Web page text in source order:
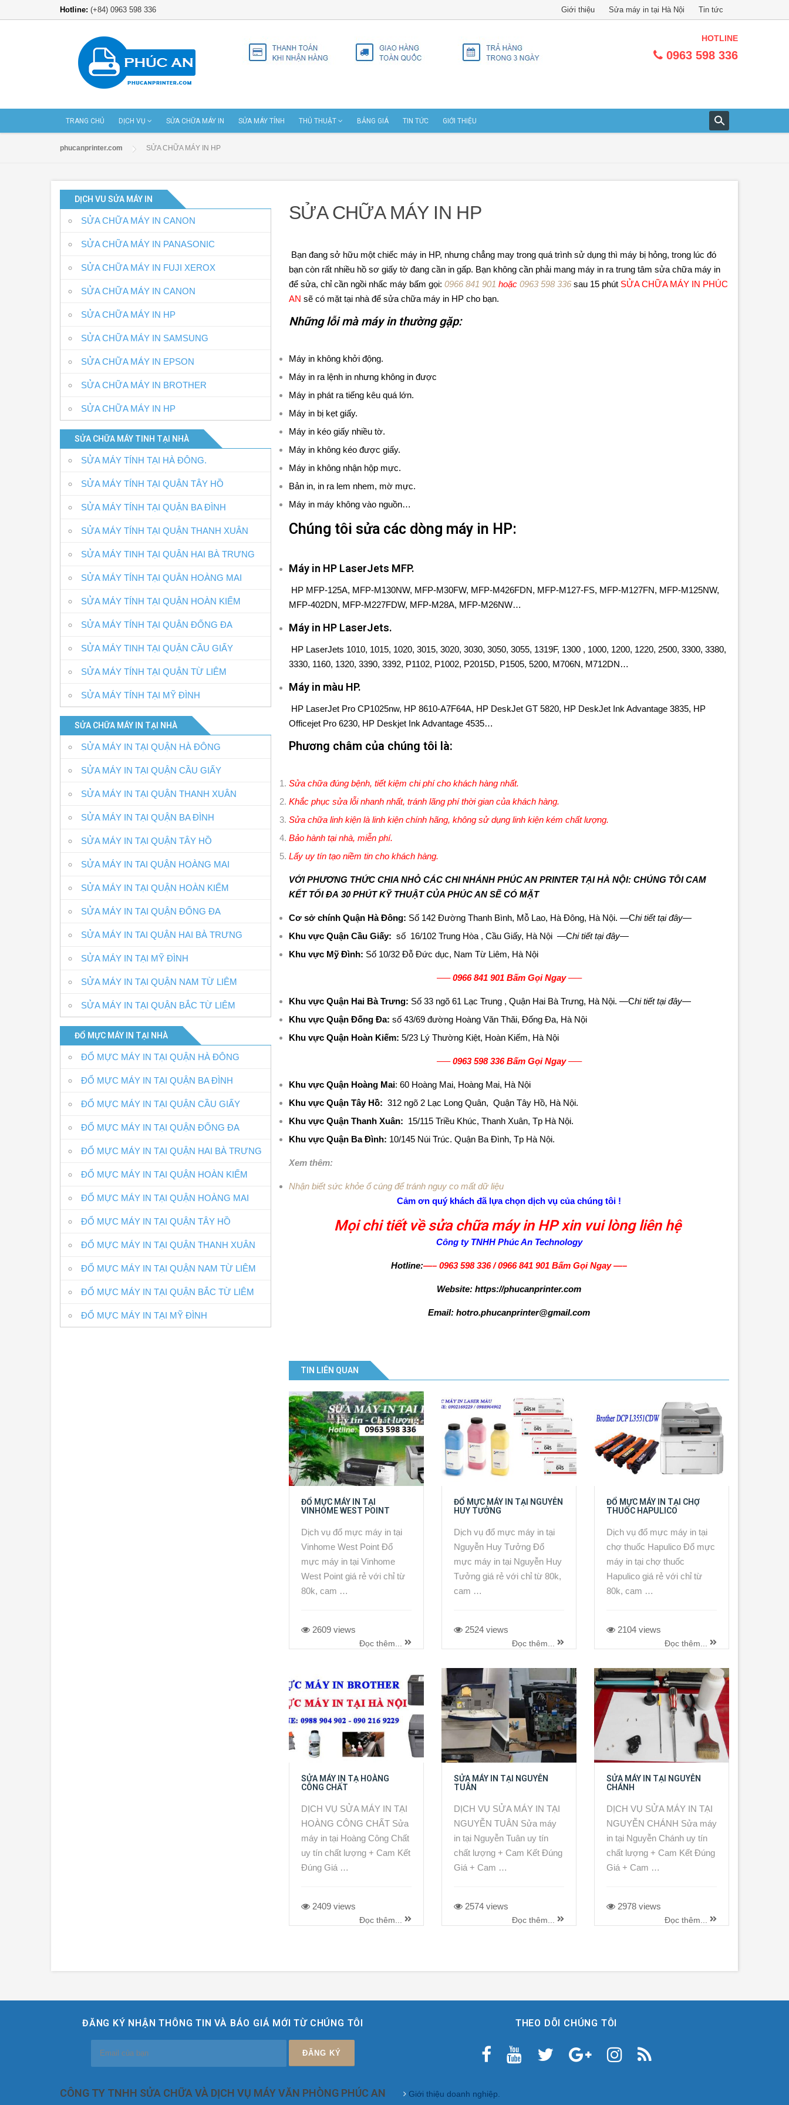
Hotline: (+84) 0963 598 336 Giới thiệu Sửa máy in tại Hà Nội Tin tức
HOTLINE
0963 598 336
TRANG CHỦ DỊCH VỤ SỬA CHỮA MÁY IN SỬA MÁY TÍNH THỦ THUẬT BẢNG GIÁ TIN TỨC GIỚI THIỆU
phucanprinter.com SỬA CHỮA MÁY IN HP
SỬA CHỮA MÁY IN HP
Bạn đang sở hữu một chiếc máy in HP, nhưng chẳng may trong quá trình sử dụng thì máy bị hỏng, trong lúc đó
bạn còn rất nhiều hồ sơ giấy tờ đang cần in gấp. Bạn không cần phải mang máy in ra trung tâm sửa chữa máy in
để sửa, chỉ cần ngồi nhấc máy bấm gọi: 0966 841 901 hoặc 0963 598 336 sau 15 phút SỬA CHỮA MÁY IN PHÚC
AN sẽ có mặt tại nhà để sửa chữa máy in HP cho bạn.
Những lỗi mà máy in thường gặp:
Máy in không khởi động.
Máy in ra lệnh in nhưng không in được
Máy in phát ra tiếng kêu quá lớn.
Máy in bị kẹt giấy.
Máy in kéo giấy nhiều tờ.
Máy in không kéo được giấy.
Máy in không nhận hộp mực.
Bản in, in ra lem nhem, mờ mực.
Máy in máy không vào nguồn…
Chúng tôi sửa các dòng máy in HP:
Máy in HP LaserJets MFP.
HP MFP-125A, MFP-M130NW, MFP-M30FW, MFP-M426FDN, MFP-M127-FS, MFP-M127FN, MFP-M125NW,
MFP-402DN, MFP-M227FDW, MFP-M28A, MFP-M26NW…
Máy in HP LaserJets.
HP LaserJets 1010, 1015, 1020, 3015, 3020, 3030, 3050, 3055, 1319F, 1300 , 1000, 1200, 1220, 2500, 3300, 3380,
3330, 1160, 1320, 3390, 3392, P1102, P1002, P2015D, P1505, 5200, M706N, M712DN…
Máy in màu HP.
HP LaserJet Pro CP1025nw, HP 8610-A7F64A, HP DeskJet GT 5820, HP DeskJet Ink Advantage 3835, HP
Officejet Pro 6230, HP Deskjet Ink Advantage 4535…
Phương châm của chúng tôi là:
Sửa chữa đúng bệnh, tiết kiệm chi phí cho khách hàng nhất.
Khắc phục sửa lỗi nhanh nhất, tránh lãng phí thời gian của khách hàng.
Sửa chữa linh kiện là linh kiện chính hãng, không sử dụng linh kiện kém chất lượng.
Bảo hành tại nhà, miễn phí.
Lấy uy tín tạo niềm tin cho khách hàng.
VỚI PHƯƠNG THỨC CHIA NHỎ CÁC CHI NHÁNH PHÚC AN PRINTER TẠI HÀ NỘI: CHÚNG TÔI CAM
KẾT TỐI ĐA 30 PHÚT KỸ THUẬT CỦA PHÚC AN SẼ CÓ MẶT
Cơ sở chính Quận Hà Đông: Số 142 Đường Thanh Bình, Mỗ Lao, Hà Đông, Hà Nội. —Chi tiết tại đây—
Khu vực Quận Cầu Giấy: số 16/102 Trung Hòa , Cầu Giấy, Hà Nội —Chi tiết tại đây—
Khu vực Mỹ Đình: Số 10/32 Đỗ Đức dục, Nam Từ Liêm, Hà Nội
—–0966 841 901 Bấm Gọi Ngay —–
Khu vực Quận Hai Bà Trưng: Số 33 ngõ 61 Lạc Trung , Quận Hai Bà Trưng, Hà Nội. —Chi tiết tạiđây—
Khu vực Quận Đống Đa: số 43/69 đường Hoàng Văn Thăi, Đống Đa, Hà Nội
Khu vực Quận Hoàn Kiếm: 5/23 Lý Thường Kiệt, Hoàn Kiếm, Hà Nội
—–0963 598 336 Bấm Gọi Ngay —–
Khu vực Quận Hoàng Mai: 60 Hoàng Mai, Hoàng Mai, Hà Nội
Khu vực Quận Tây Hồ: 312 ngõ 2 Lạc Long Quân, Quận Tây Hồ, Hà Nội.
Khu vực Quận Thanh Xuân: 15/115 Triều Khúc, Thanh Xuân, Tp Hà Nội.
Khu vực Quận Ba Đình: 10/145 Núi Trúc. Quận Ba Đình, Tp Hà Nội.
Xem thêm:
Nhận biết sức khỏe ổ cúng để tránh nguy co mất dữ liệu
Cảm ơn quý khách đã lựa chọn dịch vụ của chúng tôi !
Mọi chi tiết về sửa chữa máy in HP xin vui lòng liên hệ
Công ty TNHH Phúc An Technology
Hotline:—– 0963 598 336/0966 841 901 Bấm Gọi Ngay—–
Website: https://phucanprinter.com
Email: hotro.phucanprinter@gmail.com
TIN LIÊN QUAN
ĐỔ MỰC MÁY IN TẠI
VINHOME WEST POINT
Dịch vụ đổ mực máy in tại
Vinhome West Point Đổ
mực máy in tại Vinhome
West Point giá rẻ với chỉ từ
80k, cam …
2609 views
Đọc thêm...
ĐỔ MỰC MÁY IN TẠI NGUYỄN
HUY TƯỞNG
Dịch vụ đổ mực máy in tại
Nguyễn Huy Tưởng Đổ
mực máy in tại Nguyễn Huy
Tưởng giá rẻ với chỉ từ 80k,
cam …
2524 views
Đọc thêm...
ĐỔ MỰC MÁY IN TẠI CHỢ
THUỐC HAPULICO
Dịch vụ đổ mực máy in tại
chợ thuốc Hapulico Đổ mực
máy in tại chợ thuốc
Hapulico giá rẻ với chỉ từ
80k, cam …
2104 views
Đọc thêm...
SỬA MÁY IN TẠ HOÀNG
CÔNG CHẤT
DỊCH VỤ SỬA MÁY IN TẠI
HOÀNG CÔNG CHẤT Sửa
máy in tại Hoàng Công Chất
uy tín chất lượng + Cam Kết
Đúng Giá …
2409 views
Đọc thêm...
SỬA MÁY IN TẠI NGUYỄN
TUÂN
DỊCH VỤ SỬA MÁY IN TẠI
NGUYỄN TUÂN Sửa máy
in tại Nguyễn Tuân uy tín
chất lượng + Cam Kết Đúng
Giá + Cam …
2574 views
Đọc thêm...
SỬA MÁY IN TẠI NGUYỄN
CHÁNH
DỊCH VỤ SỬA MÁY IN TẠI
NGUYỄN CHÁNH Sửa máy
in tại Nguyễn Chánh uy tín
chất lượng + Cam Kết Đúng
Giá + Cam …
2978 views
Đọc thêm...
DỊCH VU SỬA MÁY IN
SỬA CHỮA MÁY IN CANON
SỬA CHỮA MÁY IN PANASONIC
SỬA CHỮA MÁY IN FUJI XEROX
SỬA CHỮA MÁY IN CANON
SỬA CHỮA MÁY IN HP
SỬA CHỮA MÁY IN SAMSUNG
SỬA CHỮA MÁY IN EPSON
SỬA CHỮA MÁY IN BROTHER
SỬA CHỮA MÁY IN HP
SỬA CHỮA MÁY TINH TẠI NHÀ
SỬA MÁY TÍNH TẠI HÀ ĐÔNG.
SỬA MÁY TÍNH TẠI QUẬN TÂY HỒ
SỬA MÁY TÍNH TẠI QUẬN BA ĐÌNH
SỬA MÁY TÍNH TẠI QUẬN THANH XUÂN
SỬA MÁY TINH TẠI QUẬN HAI BÀ TRƯNG
SỬA MÁY TÍNH TẠI QUÂN HOÀNG MAI
SỬA MÁY TÍNH TẠI QUẬN HOÀN KIẾM
SỬA MÁY TÍNH TẠI QUẬN ĐỐNG ĐA
SỬA MÁY TINH TẠI QUẬN CẦU GIẤY
SỬA MÁY TÍNH TẠI QUẬN TỪ LIÊM
SỬA MÁY TÍNH TẠI MỸ ĐÌNH
SỬA CHỮA MÁY IN TẠI NHÀ
SỬA MÁY IN TẠI QUẬN HÀ ĐÔNG
SỬA MÁY IN TẠI QUẬN CẦU GIẤY
SỬA MÁY IN TẠI QUẬN THANH XUÂN
SỬA MÁY IN TẠI QUẬN BA ĐÌNH
SỬA MÁY IN TẠI QUẬN TÂY HỒ
SỬA MÁY IN TAI QUẬN HOÀNG MAI
SỬA MÁY IN TẠI QUẬN HOÀN KIẾM
SỬA MÁY IN TẠI QUẬN ĐỐNG ĐA
SỬA MÁY IN TAI QUẬN HAI BÀ TRƯNG
SỬA MÁY IN TẠI MỸ ĐÌNH
SỬA MÁY IN TẠI QUẬN NAM TỪ LIÊM
SỬA MÁY IN TẠI QUẬN BẮC TỪ LIÊM
ĐỔ MỰC MÁY IN TẠI NHÀ
ĐỔ MỰC MÁY IN TẠI QUẬN HÀ ĐÔNG
ĐỔ MỰC MÁY IN TẠI QUẬN BA ĐÌNH
ĐỔ MỰC MÁY IN TẠI QUẬN CẦU GIẤY
ĐỔ MỰC MÁY IN TẠI QUẬN ĐỐNG ĐA
ĐỔ MỰC MÁY IN TẠI QUẬN HAI BÀ TRƯNG
ĐỔ MỰC MÁY IN TẠI QUẬN HOÀN KIẾM
ĐỔ MỰC MÁY IN TẠI QUẬN HOÀNG MAI
ĐỔ MỰC MÁY IN TẠI QUẬN TÂY HỒ
ĐỔ MỰC MÁY IN TẠI QUẬN THANH XUÂN
ĐỔ MỰC MÁY IN TẠI QUẬN NAM TỪ LIÊM
ĐỔ MỰC MÁY IN TẠI QUẬN BẮC TỪ LIÊM
ĐỔ MỰC MÁY IN TẠI MỸ ĐÌNH
ĐĂNG KÝ NHẬN THÔNG TIN VÀ BÁO GIÁ MỚI TỪ CHÚNG TÔI THEO DÕI CHÚNG TÔI
CÔNG TY TNHH SỬA CHỮA VÀ DỊCH VỤ MÁY VĂN PHÒNG PHÚC AN Giới thiệu doanh nghiệp.